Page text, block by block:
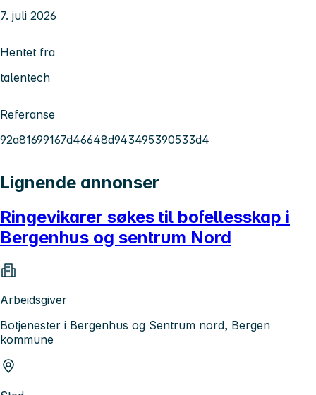
7. juli 2026
Hentet fra
talentech
Referanse
92a81699167d46648d943495390533d4
Lignende annonser
Ringevikarer søkes til bofellesskap i
Bergenhus og sentrum Nord
Arbeidsgiver
Botjenester i Bergenhus og Sentrum nord, Bergen
kommune